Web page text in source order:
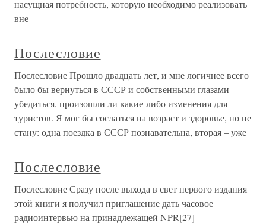
насущная потребность, которую необходимо реализовать
вне
Послесловие
Послесловие Прошло двадцать лет, и мне логичнее всего
было бы вернуться в СССР и собственными глазами
убедиться, произошли ли какие-либо изменения для
туристов. Я мог бы сослаться на возраст и здоровье, но не
стану: одна поездка в СССР познавательна, вторая – уже
Послесловие
Послесловие Сразу после выхода в свет первого издания
этой книги я получил приглашение дать часовое
радиоинтервью на принадлежащей NPR[27]